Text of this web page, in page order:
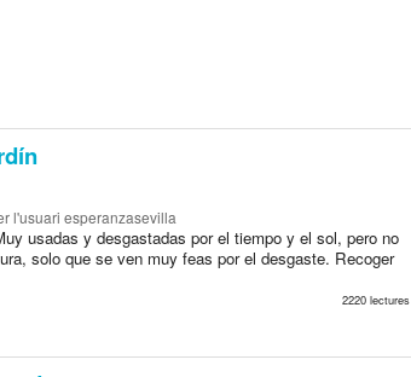
l'usuari esperanzasevilla
usadas y desgastadas por el tiempo y el sol, pero no
solo que se ven muy feas por el desgaste. Recoger
2220 lectures